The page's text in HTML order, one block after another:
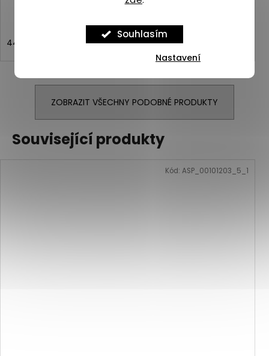
Souhlasím
Nastavení
44 46
ZOBRAZIT VŠECHNY PODOBNÉ PRODUKTY
Související produkty
Kód: ASP_00101203_5_1